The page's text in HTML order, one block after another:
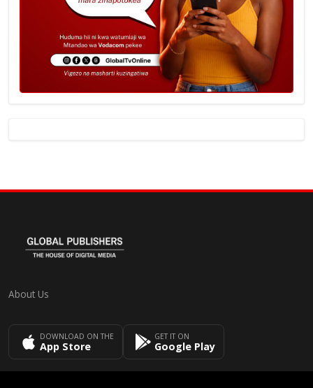
About Us
DOWNLOAD ON THE
App Store
GET IT ON
Google Play